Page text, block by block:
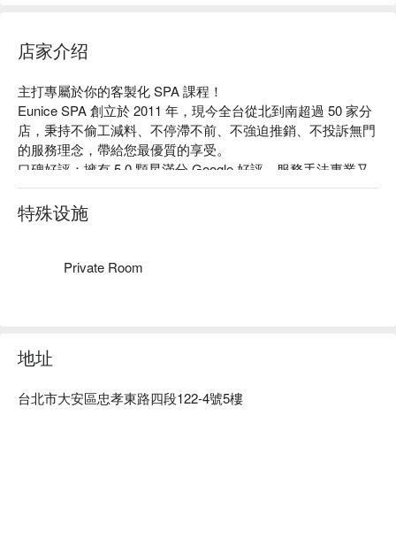
店家介绍
主打專屬於你的客製化 SPA 課程！
Eunice SPA 創立於 2011 年，現今全台從北到南超過 50 家分
店，秉持不偷工減料、不停滯不前、不強迫推銷、不投訴無門
的服務理念，帶給您最優質的享受。
口碑好評：擁有 5.0 顆星滿分 Google 好評，服務手法專業又
親切、不推銷，針對客人的需求客製化專屬課程，且每人都擁
有一個獨立空間，環境很舒適，是個放鬆的好去處。
專業服務：六國特色 SPA 再分類成「放鬆、調理、纖體」之
店家故事：將世界各地特色 SPA 課程引進台灣，創造出全然
特殊设施
Private Room
地址
台北市大安區忠孝東路四段122-4號5樓